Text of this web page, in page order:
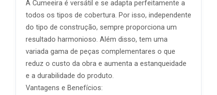
A Cumeeira é versátil e se adapta perfeitamente a
todos os tipos de cobertura. Por isso, independente
do tipo de construção, sempre proporciona um
resultado harmonioso. Além disso, tem uma
variada gama de peças complementares o que
reduz o custo da obra e aumenta a estanqueidade
e a durabilidade do produto.
Vantagens e Benefícios: